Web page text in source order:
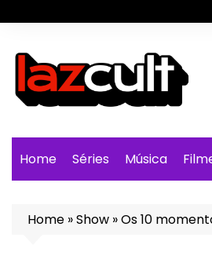
para
conteúdo
Home Séries Música
Home »Show »Os 10